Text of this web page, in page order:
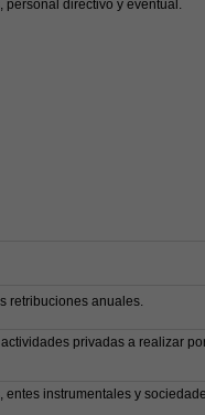
directivo y eventual.
retribuciones anuales.
privadas a realizar
instrumentales y